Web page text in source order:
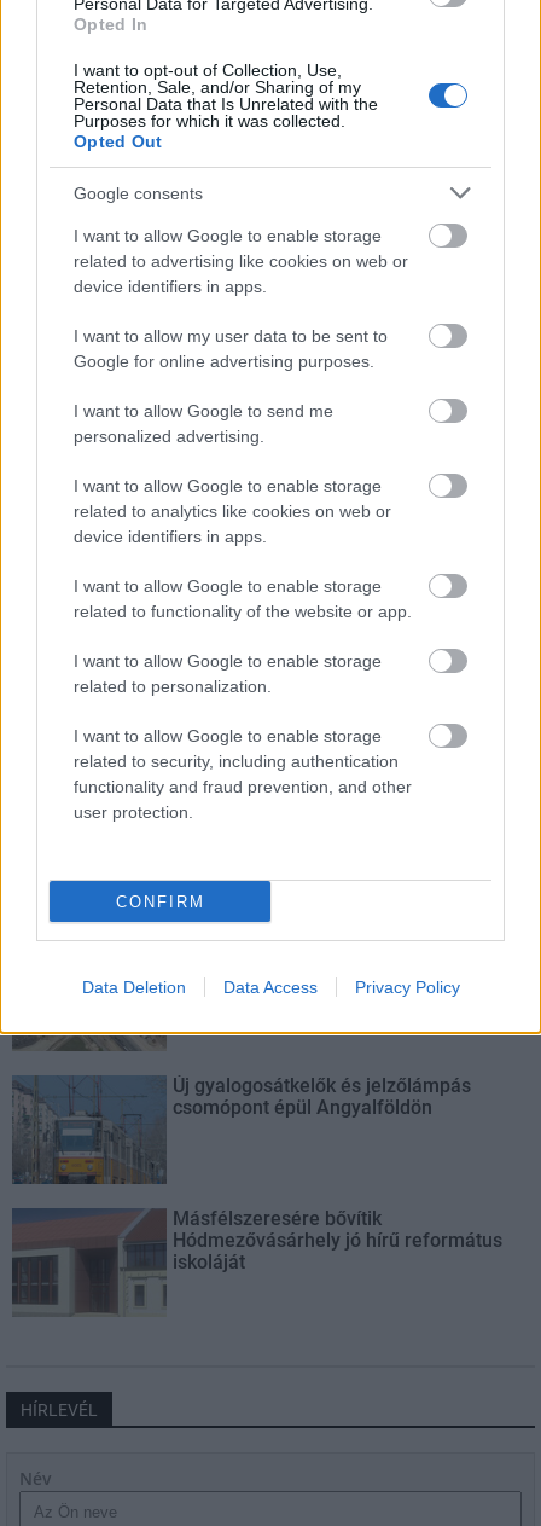
Opted In
I want to opt-out of Collection, Use,
Retention, Sale, and/or Sharing of my
Personal Data that Is Unrelated with the
Purposes for which it was collected.
Opted Out
Google consents
I want to allow Google to enable storage
related to advertising like cookies on web or
device identifiers in apps.
I want to allow my user data to be sent to
Google for online advertising purposes.
I want to allow Google to send me
personalized advertising.
I want to allow Google to enable storage
related to analytics like cookies on web or
device identifiers in apps.
I want to allow Google to enable storage
related to functionality of the website or app.
I want to allow Google to enable storage
related to personalization.
I want to allow Google to enable storage
related to security, including authentication
functionality and fraud prevention, and other
user protection.
CONFIRM
Data Deletion Data Access Privacy Policy
Kecskeméten is szakirányú továbbképzésekkel erősít a
Gál Ferenc Egyetem
Belváros-Lipótváros
játszótér
Újragondolják Lipótváros rejtett, zöld parkját
klímatudatos gondolkodás és a helyi identitás erősítése kerül a
középpontba.
Történelmi táj, amelynek minden köve
Bicske Kelet csomópont építése
Új gyalogosátkelők és jelzőlámpás
csomópont épül Angyalföldön
Másfélszeresére bővítik
Hódmezővásárhely jó hírű református
iskoláját
HÍRLEVÉL
Név